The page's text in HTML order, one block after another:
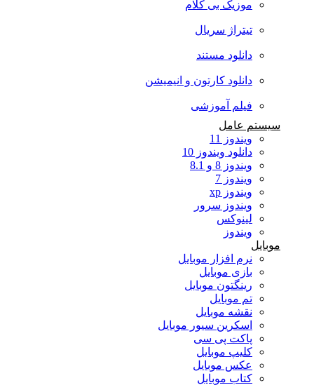
موزیک بی کلام
تیتراژ سریال
دانلود مستند
دانلود کارتون و انیمیشن
فیلم آموزشی
سیستم عامل
ویندوز 11
دانلود ویندوز 10
ویندوز 8 و 8.1
ویندوز 7
ویندوز xp
ویندوز سرور
لینوکس
ویندوز
موبایل
نرم افزار موبایل
بازی موبایل
رینگتون موبایل
تم موبایل
نقشه موبایل
اسکرین سیور موبایل
پاکت پی سی
کلیپ موبایل
عکس موبایل
کتاب موبایل